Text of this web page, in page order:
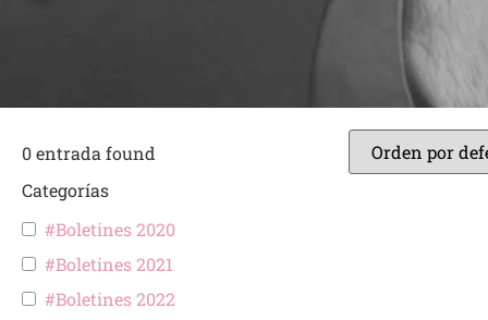
0entrada found
Categorías
#Boletines 2020
#Boletines 2021
#Boletines 2022